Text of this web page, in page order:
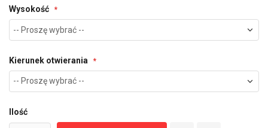
Wysokość
Kierunek otwierania
Ilość